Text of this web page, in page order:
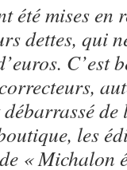
été mises en
dettes, qui
C’est
de
les
« Michalon